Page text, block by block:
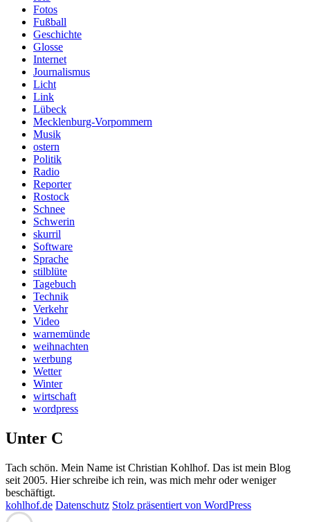
Fotos
Fußball
Geschichte
Glosse
Internet
Journalismus
Licht
Link
Lübeck
Mecklenburg-Vorpommern
Musik
ostern
Politik
Radio
Reporter
Rostock
Schnee
Schwerin
skurril
Software
Sprache
stilblüte
Tagebuch
Technik
Verkehr
Video
warnemünde
weihnachten
werbung
Wetter
Winter
wirtschaft
wordpress
Unter C
Tach schön. Mein Name ist Christian Kohlhof. Das ist mein Blog
seit 2005. Hier schreibe ich rein, was mich mehr oder weniger
beschäftigt.
kohlhof.de Datenschutz Stolz präsentiert von WordPress